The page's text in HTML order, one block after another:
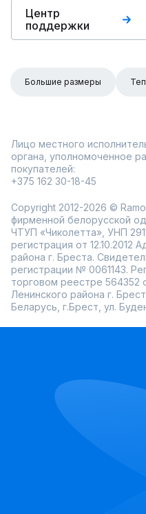
Центр
поддержки
Большие размеры
Лицо местного
органа, уполномоченное
покупателей:
+375 162 30-18-45
Copyright 2012-2026 ©
фирменной белорусской
ЧТУП «Чиколетта», УНП
регистрация от 12.10.2012
района г. Бреста.
регистрации № 0061143.
торговом реестре 564352
Ленинского района г.
Беларусь, г.Брест, ул.